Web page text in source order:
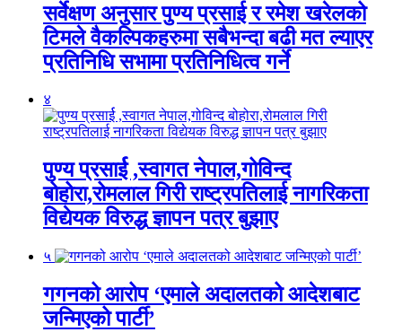
सर्वेक्षण अनुसार पुण्य प्रसाई र रमेश खरेलको
टिमले वैकल्पिकहरुमा सबैभन्दा बढी मत ल्याएर
प्रतिनिधि सभामा प्रतिनिधित्व गर्ने
४
पुण्य प्रसार्ई ,स्वागत नेपाल,गोविन्द
बोहोरा,रोमलाल गिरी राष्ट्रपतिलाई नागरिकता
विद्येयक विरुद्ध ज्ञापन पत्र बुझाए
५
गगनको आरोप ‘एमाले अदालतको आदेशबाट
जन्मिएको पार्टी’